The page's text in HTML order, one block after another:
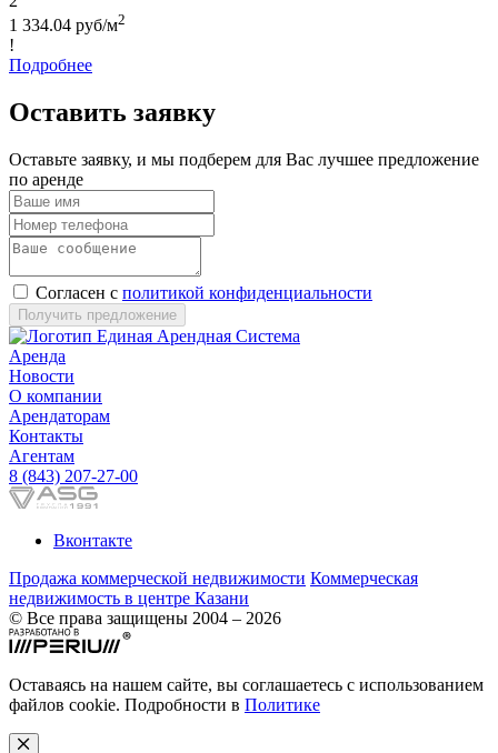
1 334.04 руб/м2
!
Подробнее
Оставить заявку
Оставьте заявку, и мы подберем для Вас лучшее предложение
по аренде
Согласен с политикой конфиденциальности
Получить предложение
Аренда
Новости
О компании
Арендаторам
Контакты
Агентам
8 (843) 207-27-00
Вконтакте
Продажа коммерческой недвижимости Коммерческая
недвижимость в центре Казани
© Все права защищены 2004 – 2026
Оставаясь на нашем сайте, вы соглашаетесь с использованием
файлов cookie. Подробности в Политике